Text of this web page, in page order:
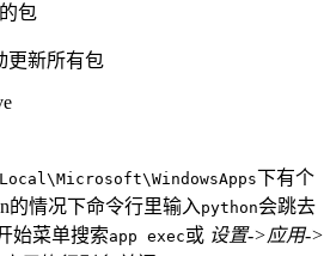
包
更新所有包
下有个
的情况下命令行里输入 python会跳去
始菜单搜索app exec或 设置->应用->